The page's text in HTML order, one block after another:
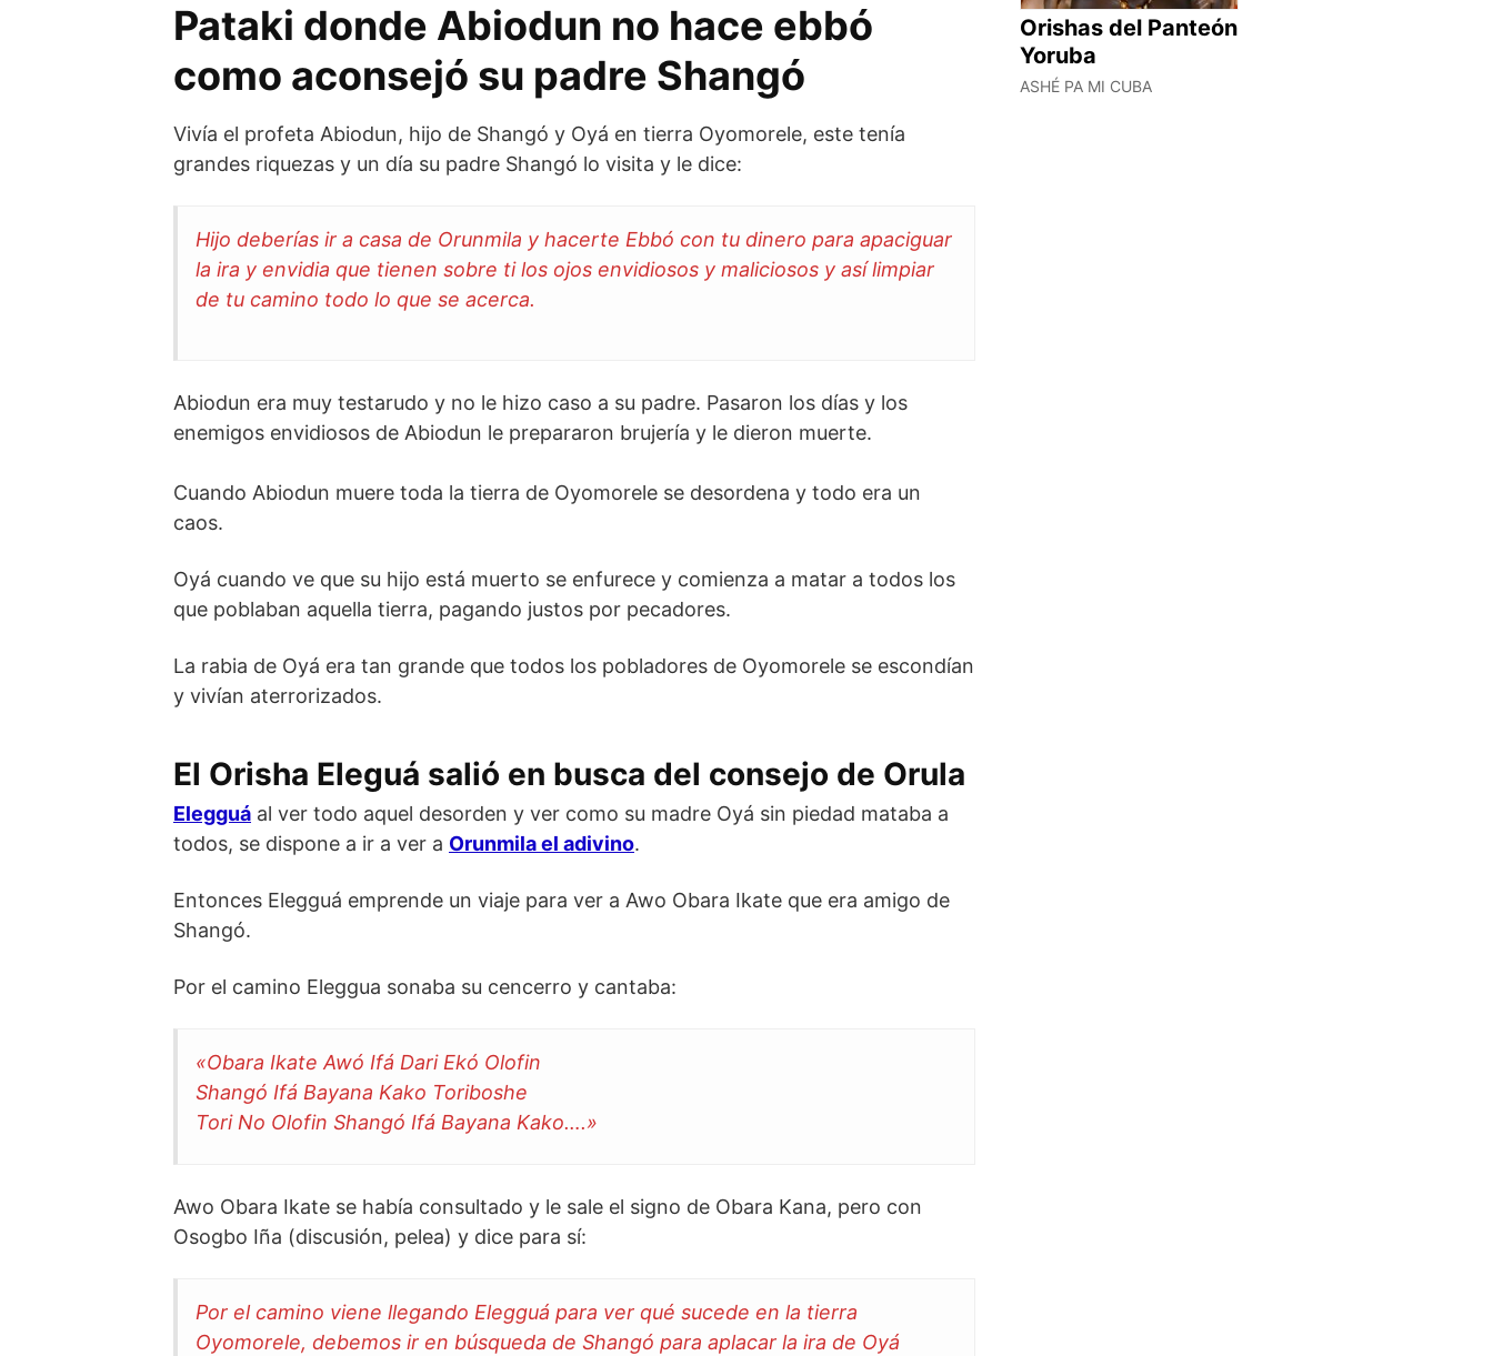
Pataki donde Abiodun no hace ebbó
como aconsejó su padre Shangó
Vivía el profeta Abiodun, hijo de Shangó y Oyá en tierra Oyomorele, este tenía
grandes riquezas y un día su padre Shangó lo visita y le dice:
Hijo deberías ir a casa de Orunmila y hacerte Ebbó con tu dinero para apaciguar
la ira y envidia que tienen sobre ti los ojos envidiosos y maliciosos y así limpiar
de tu camino todo lo que se acerca.
Abiodun era muy testarudo y no le hizo caso a su padre. Pasaron los días y los
enemigos envidiosos de Abiodun le prepararon brujería y le dieron muerte.
Cuando Abiodun muere toda la tierra de Oyomorele se desordena y todo era un
caos.
Oyá cuando ve que su hijo está muerto se enfurece y comienza a matar a todos los
que poblaban aquella tierra, pagando justos por pecadores.
La rabia de Oyá era tan grande que todos los pobladores de Oyomorele se escondían
y vivían aterrorizados.
El Orisha Eleguá salió en busca del consejo de Orula
Elegguá al ver todo aquel desorden y ver como su madre Oyá sin piedad mataba a
todos, se dispone a ir a ver a Orunmila el adivino.
Entonces Elegguá emprende un viaje para ver a Awo Obara Ikate que era amigo de
Shangó.
Por el camino Eleggua sonaba su cencerro y cantaba:
«Obara Ikate Awó Ifá Dari Ekó Olofin
Shangó Ifá Bayana Kako Toriboshe
Tori No Olofin Shangó Ifá Bayana Kako….»
Awo Obara Ikate se había consultado y le sale el signo de Obara Kana, pero con
Osogbo Iña (discusión, pelea) y dice para sí:
Por el camino viene llegando Elegguá para ver qué sucede en la tierra
Oyomorele, debemos ir en búsqueda de Shangó para aplacar la ira de Oyá
Orishas del Panteón
Yoruba
ASHÉ PA MI CUBA